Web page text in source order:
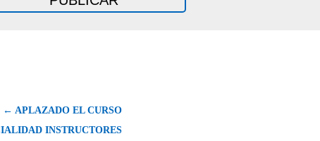
← APLAZADO EL CURSO
INSTRUCTORES